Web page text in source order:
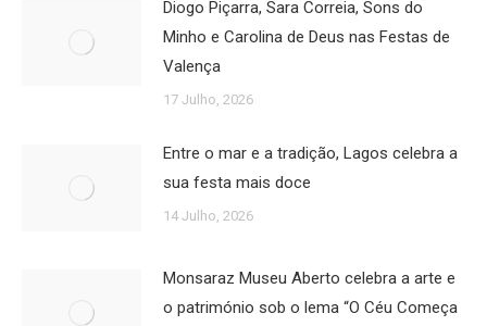
Diogo Piçarra, Sara Correia, Sons do
Minho e Carolina de Deus nas Festas de
Valença
17 Julho, 2026
Entre o mar e a tradição, Lagos celebra a
sua festa mais doce
14 Julho, 2026
Monsaraz Museu Aberto celebra a arte e
o património sob o lema “O Céu Começa